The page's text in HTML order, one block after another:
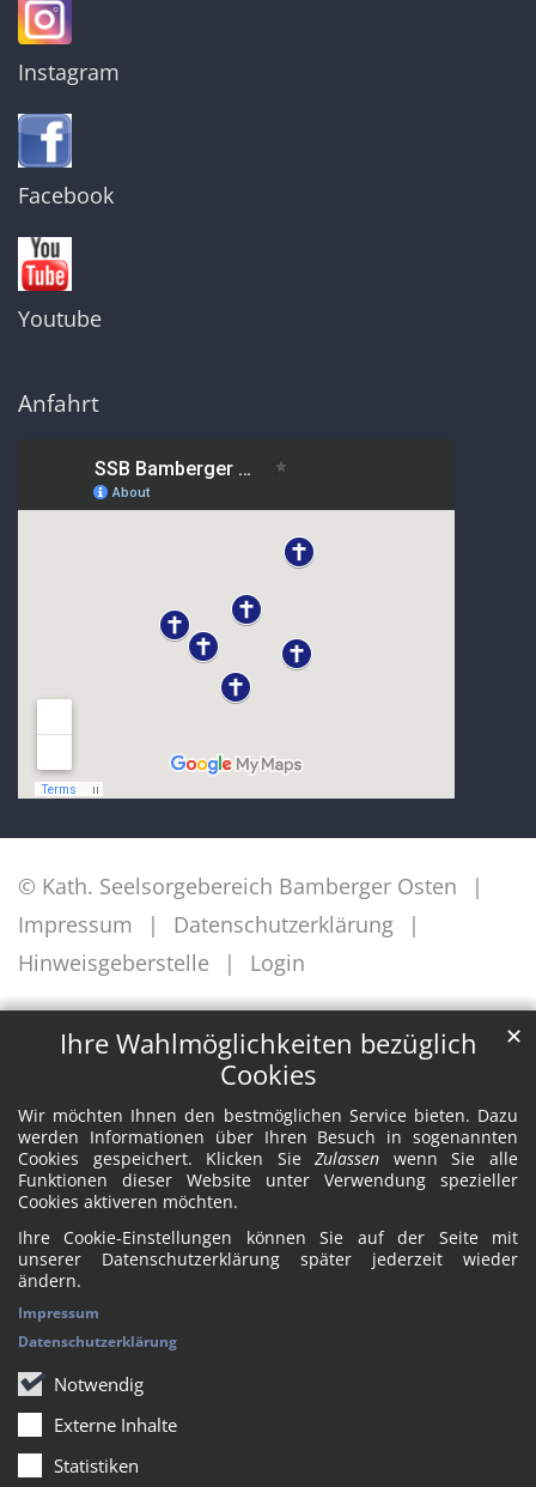
Ihre Wahlmöglichkeiten bezüglich
Cookies
Wir möchten Ihnen den bestmöglichen Service bieten. Dazu
werden Informationen über Ihren Besuch in sogenannten
Cookies gespeichert. Klicken SieZulassen wenn Sie alle
Funktionen dieser Website unter Verwendung spezieller
Cookies aktiveren möchten.
Ihre Cookie-Einstellungen können Sie auf der Seite mit
unserer Datenschutzerklärung später jederzeit wieder
ändern.
Notwendig
Externe Inhalte
Statistiken
✕
Impressum
Datenschutzerklärung
Instagram
Facebook
Youtube
Anfahrt
© Kath. Seelsorgebereich Bamberger Osten
Impressum
Datenschutzerklärung
Hinweisgeberstelle
Login